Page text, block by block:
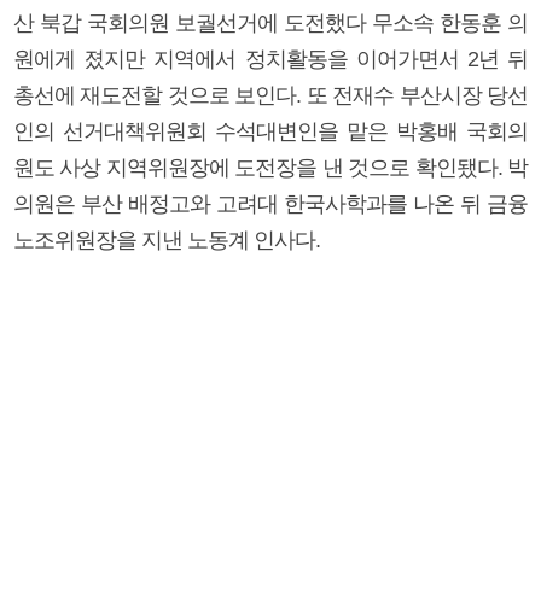
산 북갑 국회의원 보궐선거에 도전했다 무소속 한동훈 의
원에게 졌지만 지역에서 정치활동을 이어가면서 2년 뒤
총선에 재도전할 것으로 보인다. 또 전재수 부산시장 당선
인의 선거대책위원회 수석대변인을 맡은 박홍배 국회의
원도 사상 지역위원장에 도전장을 낸 것으로 확인됐다. 박
의원은 부산 배정고와 고려대 한국사학과를 나온 뒤 금융
노조위원장을 지낸 노동계 인사다.